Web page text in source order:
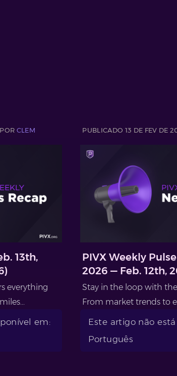
CLEM
13th,
everything
em:
PUBLICADO 13 DE FEV DE
PIVX Weekly
2026 — Feb. 12th,
Stay in the loop with the
From market trends to
Este artigo não
Português